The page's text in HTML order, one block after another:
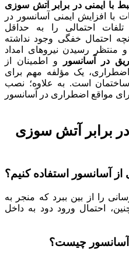
با ایمنی در برابر آتش سوزی
با افزایش ایمنی آسانسور در
احتمالی را به حداقل
احتمال خفگی وجود نداشته
و منتظر رسیدن نیروهای امداد
در آسانسور
و اطمینان از
یک مؤلفه مهم برای
ساختمان است. به علاوه؛ نصب
مواقع اضطراری در آسانسور
برابر آتش سوزی
آسانسور استفاده کنیم؟
را از بین ببرد که منجر به
احتمال ورود دود به داخل
چیست؟